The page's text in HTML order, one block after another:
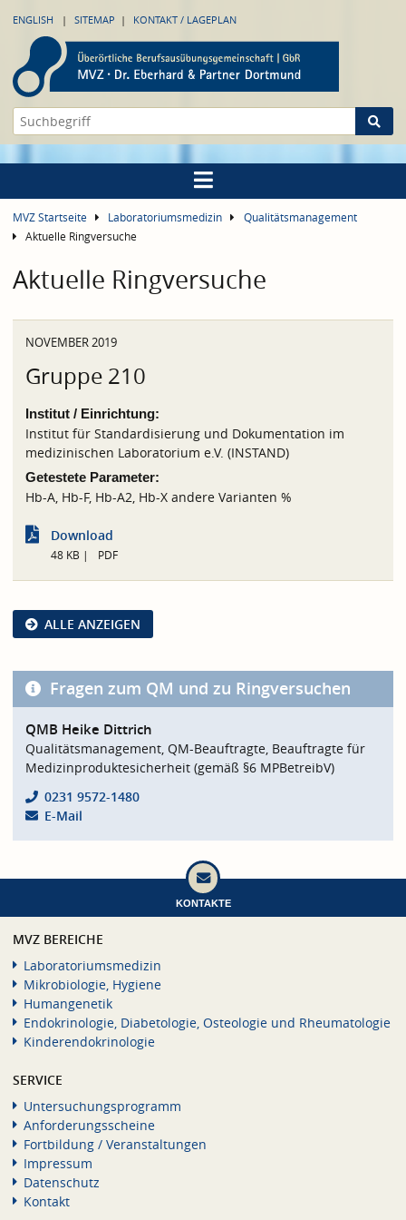
ENGLISH SITEMAP KONTAKT / LAGEPLAN
MVZ Startseite Laboratoriumsmedizin
Qualitätsmanagement
Aktuelle Ringversuche
Aktuelle Ringversuche
NOVEMBER 2019
Gruppe 210
Institut / Einrichtung:
Institut für Standardisierung und Dokumentation im
medizinischen Laboratorium e.V. (INSTAND)
Getestete Parameter:
Hb-A, Hb-F, Hb-A2, Hb-X andere Varianten %
Download
48 KB PDF
ALLE ANZEIGEN
Fragen zum QM und zu Ringversuchen
QMB Heike Dittrich
Qualitätsmanagement, QM-Beauftragte, Beauftragte für
Medizinproduktesicherheit (gemäß §6 MPBetreibV)
0231 9572-1480
E-Mail
KONTAKTE
MVZ BEREICHE
Laboratoriumsmedizin
Mikrobiologie, Hygiene
Humangenetik
Endokrinologie, Diabetologie, Osteologie und Rheumatologie
Kinderendokrinologie
SERVICE
Untersuchungsprogramm
Anforderungsscheine
Fortbildung / Veranstaltungen
Impressum
Datenschutz
Kontakt